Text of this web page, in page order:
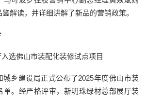
解读，并详细讲解了新品的营销政策。
选佛山市装配化装修试点项目
城乡建设局正式公布了2025年度佛山市装
单。经严格评审，新明珠绿材总部展厅装